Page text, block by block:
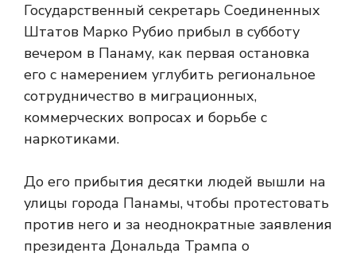
Государственный секретарь Соединенных
Штатов Марко Рубио прибыл в субботу
вечером в Панаму, как первая остановка
его с намерением углубить региональное
сотрудничество в миграционных,
коммерческих вопросах и борьбе с
наркотиками.
До его прибытия десятки людей вышли на
улицы города Панамы, чтобы протестовать
против него и за неоднократные заявления
президента Дональда Трампа о